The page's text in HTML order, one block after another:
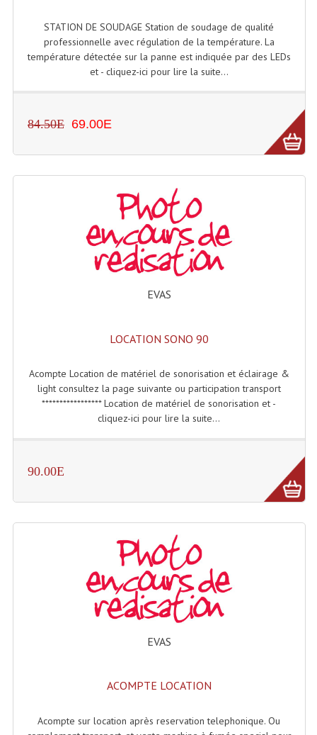
Blocs De Puissance
Chenillards Modulateurs
Filtres Et Divers
Guirlandes Lumineuse
Gyrophares À Leds
Lampes Ampoules
Ampoules - Tubes Lumière Noire Black Gun
Lampes Dichroique
Lampes Halogenes Divers
Lampes Théatre
Les Packs Light
Lumières Noire
Lyres
Panneaux, Piste Danse À Leds
STATION DE SOUDAGE Station de soudage de qualité
professionnelle avec régulation de la température. La
température détectée sur la panne est indiquée par des LEDs
et - cliquez-ici pour lire la suite...
84.50E 69.00E
EVAS
LOCATION SONO 90
Acompte Location de matériel de sonorisation et éclairage &
light consultez la page suivante ou participation transport
***************** Location de matériel de sonorisation et -
cliquez-ici pour lire la suite...
90.00E
EVAS
ACOMPTE LOCATION
Acompte sur location après reservation telephonique. Ou